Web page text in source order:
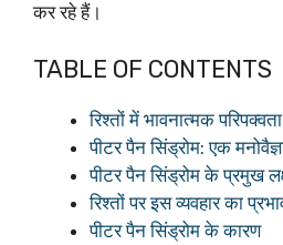
कर रहे हैं।
TABLE OF CONTENTS
रिश्तों में भावनात्मक
पीटर पैन सिंड्रोम: एक
पीटर पैन सिंड्रोम के प्रमुख
रिश्तों पर इस व्यवहार का
पीटर पैन सिंड्रोम के कारण